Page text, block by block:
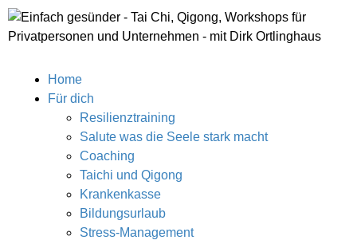
Home
Für dich
Resilienztraining
Salute was die Seele stark macht
Coaching
Taichi und Qigong
Krankenkasse
Bildungsurlaub
Stress-Management